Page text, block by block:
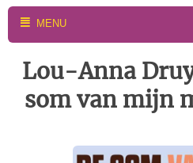
MENU
Lou-Anna
som van mijn